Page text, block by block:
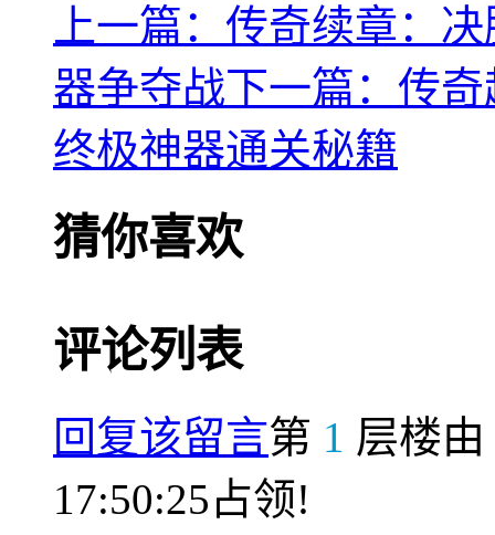
上一篇：传奇续章：
器争夺战下一篇：传
终极神器通关秘籍
猜你喜欢
评论列表
回复该留言第 1 层楼由
17:50:25占领!